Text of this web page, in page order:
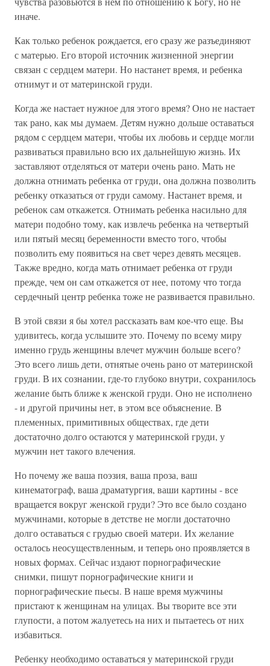
иначе.
Как только ребенок рождается, его сразу же разъединяют
с матерью. Его второй источник жизненной энергии
связан с сердцем матери. Но настанет время, и ребенка
отнимут и от материнской груди.
Когда же настает нужное для этого время? Оно не настает
так рано, как мы думаем. Детям нужно дольше оставаться
рядом с сердцем матери, чтобы их любовь и сердце могли
развиваться правильно всю их дальнейшую жизнь. Их
заставляют отделяться от матери очень рано. Мать не
должна отнимать ребенка от груди, она должна позволить
ребенку отказаться от груди самому. Настанет время, и
ребенок сам откажется. Отнимать ребенка насильно для
матери подобно тому, как извлечь ребенка на четвертый
или пятый месяц беременности вместо того, чтобы
позволить ему появиться на свет через девять месяцев.
Также вредно, когда мать отнимает ребенка от груди
прежде, чем он сам откажется от нее, потому что тогда
сердечный центр ребенка тоже не развивается правильно.
В этой связи я бы хотел рассказать вам кое-что еще. Вы
удивитесь, когда услышите это. Почему по всему миру
именно грудь женщины влечет мужчин больше всего?
Это всего лишь дети, отнятые очень рано от материнской
груди. В их сознании, где-то глубоко внутри, сохранилось
желание быть ближе к женской груди. Оно не исполнено
- и другой причины нет, в этом все объяснение. В
племенных, примитивных обществах, где дети
достаточно долго остаются у материнской груди, у
мужчин нет такого влечения.
Но почему же ваша поэзия, ваша проза, ваш
кинематограф, ваша драматургия, ваши картины - все
вращается вокруг женской груди? Это все было создано
мужчинами, которые в детстве не могли достаточно
долго оставаться с грудью своей матери. Их желание
осталось неосуществленным, и теперь оно проявляется в
новых формах. Сейчас издают порнографические
снимки, пишут порнографические книги и
порнографические пьесы. В наше время мужчины
пристают к женщинам на улицах. Вы творите все эти
глупости, а потом жалуетесь на них и пытаетесь от них
избавиться.
Ребенку необходимо оставаться у материнской груди